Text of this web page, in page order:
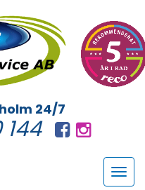
24/7
Toggle